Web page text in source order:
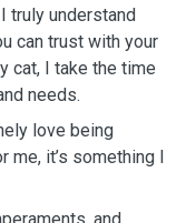
truly understand
can trust with your
cat, I take the time
needs.
love being
me, it’s something I